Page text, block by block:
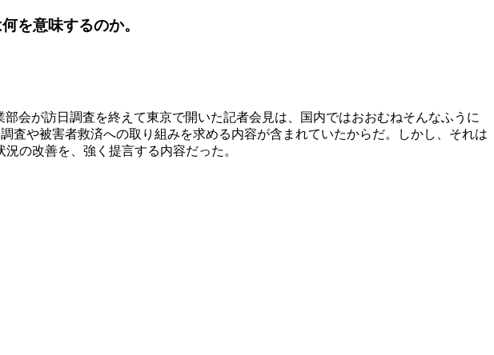
を意味するのか。
会が訪日調査を終えて東京で開いた記者会見は、国内ではおおむねそんなふうに
や被害者救済への取り組みを求める内容が含まれていたからだ。しかし、それは
の改善を、強く提言する内容だった。